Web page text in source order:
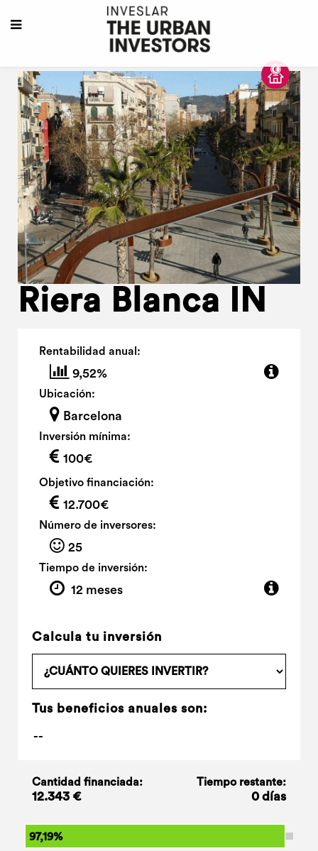
Riera Blanca IN
Rentabilidad anual:
9,52%
Ubicación:
Barcelona
Inversión mínima:
100€
Objetivo financiación:
12.700€
Número de inversores:
25
Tiempo de inversión:
12 meses
Calcula tu inversión
Tus beneficios anuales son:
Cantidad financiada:
12.343 €
Tiempo restante:
0 días
97,19%